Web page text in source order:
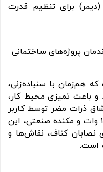
برای تنظیم قدرت
پروژه‌های ساختمانی
هم‌زمان با سنباده‌زنی،
و باعث تمیزی محیط کار،
ذرات مضر توسط کاربر
می‌شود. ترکیب قدرتمند موتور ۱۲۰۰ وات و مکنده صنعتی، این
نصابان کناف، نقاش‌ها و
است.